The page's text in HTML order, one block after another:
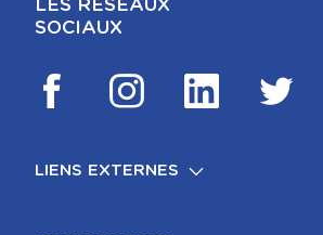
LES RÉSEAUX
SOCIAUX
LIENS EXTERNES